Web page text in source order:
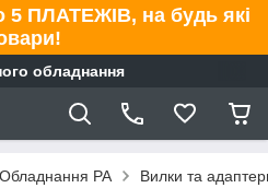
5 ПЛАТЕЖІВ, на будь які
обладнання
Обладнання PA Вилки та